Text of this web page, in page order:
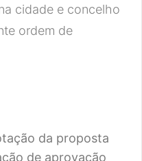
cidade e concelho
ordem de
da proposta
de aprovação